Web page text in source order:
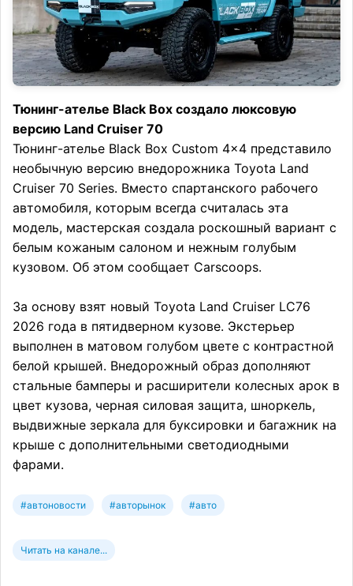
Тюнинг-ателье Black Box создало люксовую
версию Land Cruiser 70
Тюнинг-ателье Black Box Custom 4×4 представило
необычную версию внедорожника Toyota Land
Cruiser 70 Series. Вместо спартанского рабочего
автомобиля, которым всегда считалась эта
модель, мастерская создала роскошный вариант с
белым кожаным салоном и нежным голубым
кузовом. Об этом сообщает Carscoops.
За основу взят новый Toyota Land Cruiser LC76
2026 года в пятидверном кузове. Экстерьер
выполнен в матовом голубом цвете с контрастной
белой крышей. Внедорожный образ дополняют
стальные бамперы и расширители колесных арок в
цвет кузова, черная силовая защита, шноркель,
выдвижные зеркала для буксировки и багажник на
крыше с дополнительными светодиодными
фарами.
#автоновости #авторынок #авто
Читать на канале...